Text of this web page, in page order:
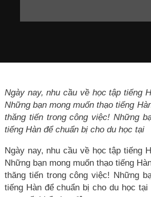
Ngày nay, nhu cầu về học tập tiếng
Những bạn mong muốn thạo tiếng
thăng tiến trong công việc! Những
tiếng Hàn để chuẩn bị cho du học tại
Ngày nay, nhu cầu về học tập tiếng
Những bạn mong muốn thạo tiếng
thăng tiến trong công việc! Những
tiếng Hàn để chuẩn bị cho du học